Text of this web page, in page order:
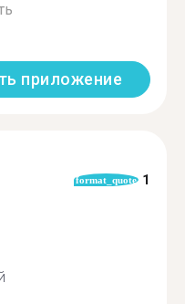
приложение
format_quote 1